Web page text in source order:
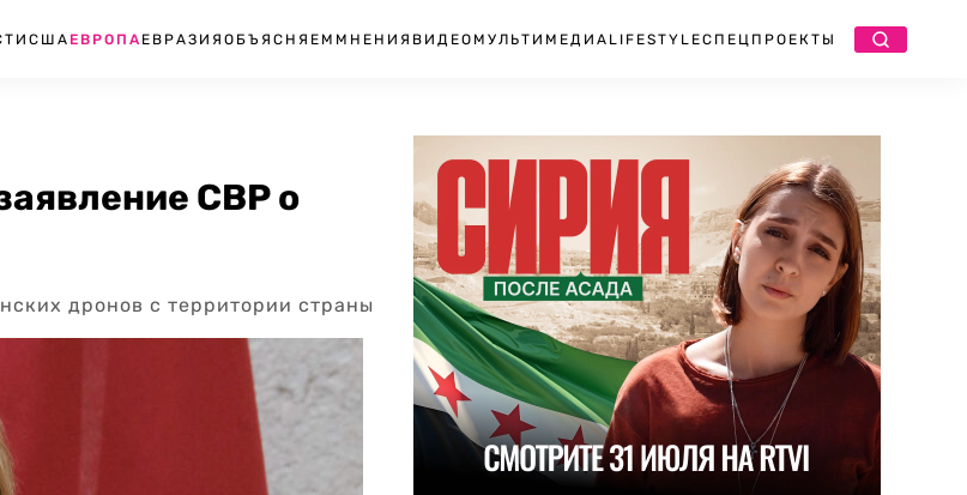
США ЕВРОПА ЕВРАЗИЯ ОБЪЯСНЯЕМ МНЕНИЯ ВИДЕО МУЛЬТИМЕДИА LIFESTYLEСПЕЦПРОЕКТЫ
СВР о
дронов с территории страны